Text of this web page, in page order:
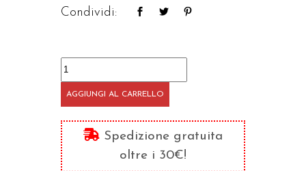
Condividi:
Salviamo
il
mondo
a
tavola
quantità
AGGIUNGI AL CARRELLO
Spedizione gratuita
oltre i 30€!